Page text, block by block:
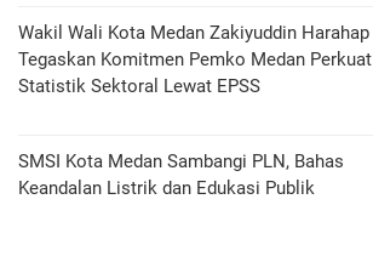
Wakil Wali Kota Medan Zakiyuddin Harahap
Tegaskan Komitmen Pemko Medan Perkuat
Statistik Sektoral Lewat EPSS
SMSI Kota Medan Sambangi PLN, Bahas
Keandalan Listrik dan Edukasi Publik